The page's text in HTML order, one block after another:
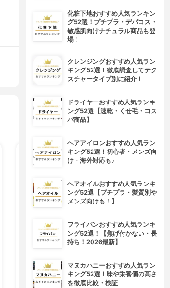
4位
ビタミンC
3.78(2)
¥3,880
タミンB2・
化粧下地おすすめ人気ランキン
グ52選！プチプラ・デパコス・
敏感肌向けナチュラル商品も登
場！
クレンジングおすすめ人気ラン
キング52選！徹底調査してテク
スチャータイプ別に紹介！
ドライヤーおすすめ人気ランキ
ング52選【速乾・くせ毛・コス
パ商品】
ヘアアイロンおすすめ人気ラン
キング52選！初心者・メンズ向
け・海外対応も♪
ヘアオイルおすすめ人気ランキ
ング52選【プチプラ・髪質別や
メンズ向けも！】
フライパンおすすめ人気ランキ
ング52選！【焦げ付かない・長
持ち！2026最新】
マヌカハニーおすすめ人気ラン
キング52選！味や栄養価の高さ
を徹底比較・検証